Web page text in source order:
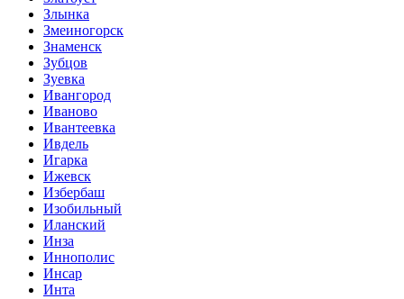
Злынка
Змеиногорск
Знаменск
Зубцов
Зуевка
Ивангород
Иваново
Ивантеевка
Ивдель
Игарка
Ижевск
Избербаш
Изобильный
Иланский
Инза
Иннополис
Инсар
Инта